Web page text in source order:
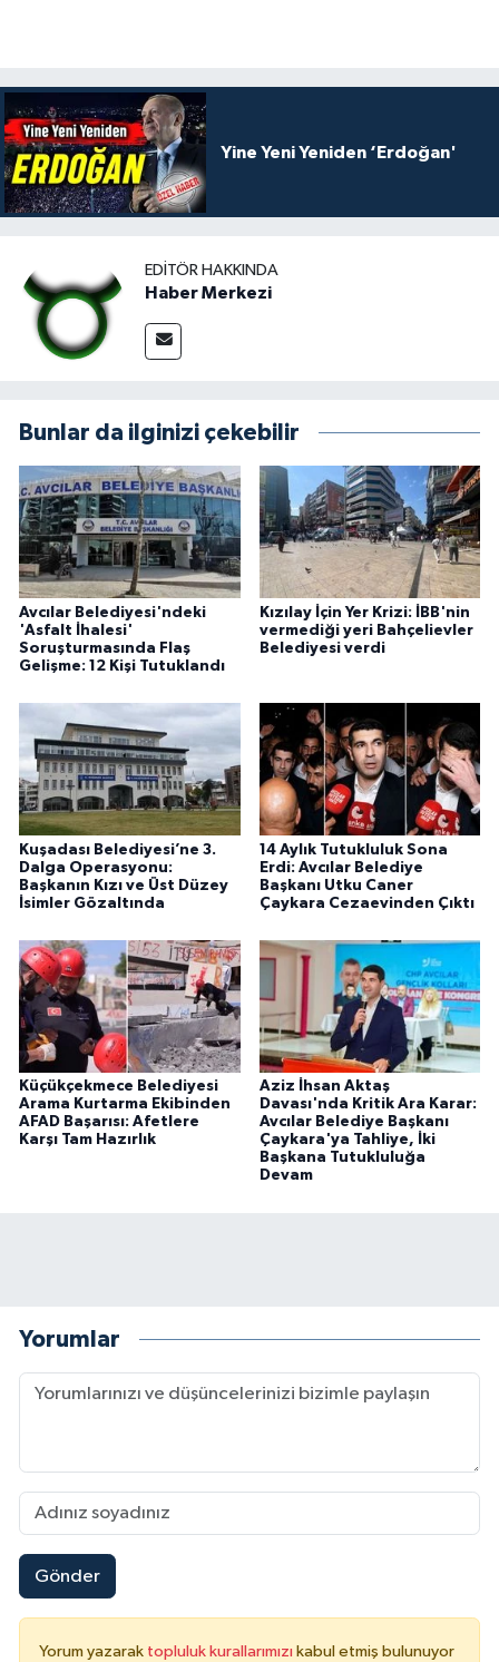
Yine Yeni Yeniden ‘Erdoğan'
EDITÖR HAKKINDA
Haber Merkezi
Bunlar da ilginizi çekebilir
Avcılar Belediyesi'ndeki
'Asfalt İhalesi'
Soruşturmasında Flaş
Gelişme: 12 Kişi Tutuklandı
Kızılay İçin Yer Krizi: İBB'nin
vermediği yeri Bahçelievler
Belediyesi verdi
Kuşadası Belediyesi’ne 3.
Dalga Operasyonu:
Başkanın Kızı ve Üst Düzey
İsimler Gözaltında
14 Aylık Tutukluluk Sona
Erdi: Avcılar Belediye
Başkanı Utku Caner
Çaykara Cezaevinden Çıktı
Küçükçekmece Belediyesi
Arama Kurtarma Ekibinden
AFAD Başarısı: Afetlere
Karşı Tam Hazırlık
Aziz İhsan Aktaş
Davası'nda Kritik Ara Karar:
Avcılar Belediye Başkanı
Çaykara'ya Tahliye, İki
Başkana Tutukluluğa
Devam
Yorumlar
Gönder
Yorum yazarak topluluk kurallarımızı kabul etmiş bulunuyor